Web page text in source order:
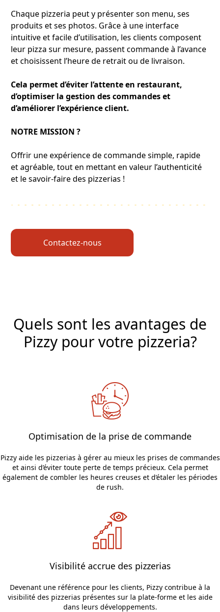
Chaque pizzeria peut y présenter son menu, ses
produits et ses photos. Grâce à une interface
intuitive et facile d’utilisation, les clients composent
leur pizza sur mesure, passent commande à l’avance
et choisissent l’heure de retrait ou de livraison.
Cela permet d’éviter l’attente en restaurant,
d’optimiser la gestion des commandes et
d’améliorer l’expérience client.
NOTRE MISSION ?
Offrir une expérience de commande simple, rapide
et agréable, tout en mettant en valeur l’authenticité
et le savoir-faire des pizzerias !
Contactez-nous
Quels sont les avantages de
Pizzy pour votre pizzeria?
Optimisation de la prise de commande
Pizzy aide les pizzerias à gérer au mieux les prises de commandes
et ainsi d’éviter toute perte de temps précieux. Cela permet
également de combler les heures creuses et d’étaler les périodes
de rush.
Visibilité accrue des pizzerias
Devenant une référence pour les clients, Pizzy contribue à la
visibilité des pizzerias présentes sur la plate-forme et les aide
dans leurs développements.